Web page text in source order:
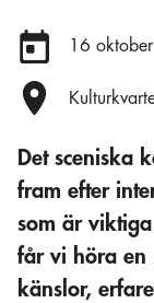
Datum:
16
Plats:
Det sceniska
fram efter
som är
får vi höra en
känslor,